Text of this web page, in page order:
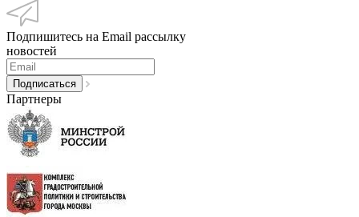
Подпишитесь на Email рассылку
новостей
Партнеры